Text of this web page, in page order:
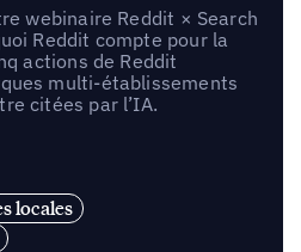
webinaire Reddit × Search
Reddit compte pour la
actions de Reddit
multi-établissements
citées par l’IA.
locales